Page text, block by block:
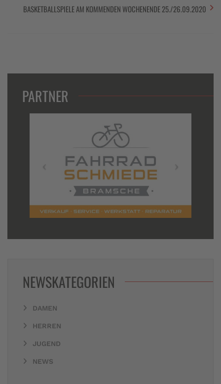
BASKETBALLSPIELE AM KOMMENDEN WOCHENENDE 25./26.09.2020
PARTNER
NEWSKATEGORIEN
DAMEN
HERREN
JUGEND
NEWS